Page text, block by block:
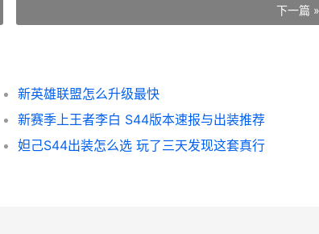
下一篇 »
新英雄联盟怎么升级最快
新赛季上王者李白 S44版本速报与出装推荐
妲己S44出装怎么选 玩了三天发现这套真行